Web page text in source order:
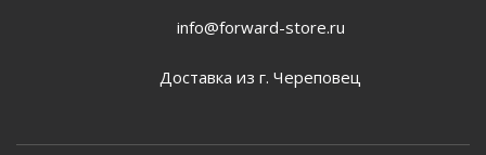
info@forward-store.ru
Доставка из г. Череповец